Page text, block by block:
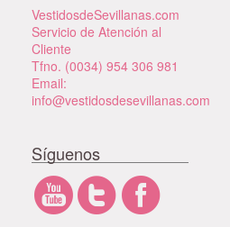
VestidosdeSevillanas.com
Servicio de Atención al
Cliente
Tfno. (0034) 954 306 981
Email:
info@vestidosdesevillanas.com
Síguenos